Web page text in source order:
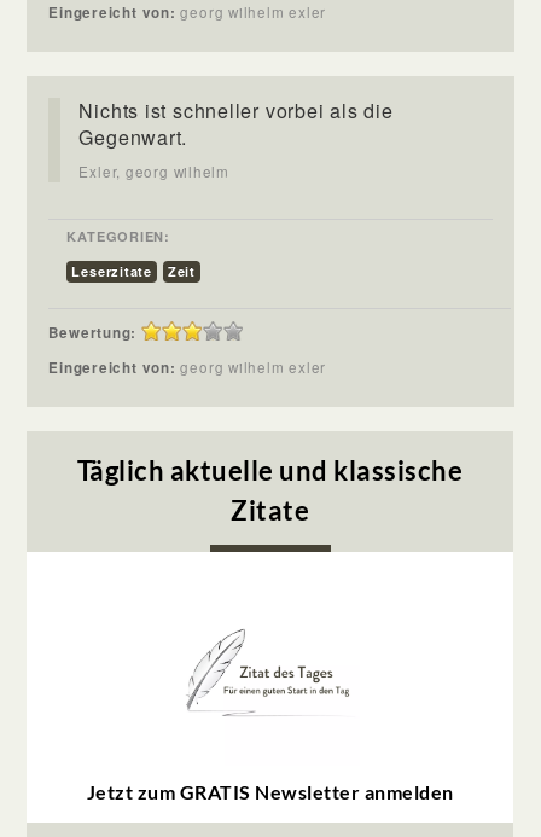
Eingereicht von:georg wilhelm exler
Nichts ist schneller vorbei als die
Gegenwart.
Exler, georg wilhelm
KATEGORIEN:
Leserzitate
Zeit
Bewertung:
Eingereicht von:georg wilhelm exler